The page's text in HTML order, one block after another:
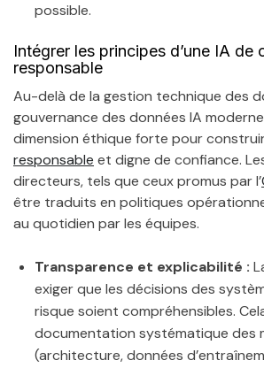
possible.
Intégrer les principes d’une IA de
responsable
Au-delà de la gestion technique des
gouvernance des données IA
dimension éthique forte pour
responsable et digne de confiance.
directeurs, tels que ceux promus par l’
être traduits en politiques
au quotidien par les équipes.
Transparence et explicabilité :
exiger que les décisions des
risque soient compréhensibles.
documentation systématique des
(architecture, données